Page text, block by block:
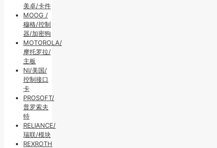
美卓/卡件
MOOG /
穆格/控制
器/加密狗
MOTOROLA/
摩托罗拉/
主板
NI/美国/
控制接口
卡
PROSOFT/
普罗索夫
特
RELIANCE/
瑞联/模块
REXROTH